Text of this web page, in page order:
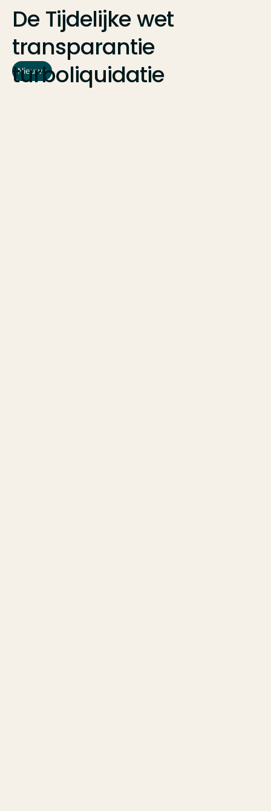
De Tijdelijkewet
transparantie
turboliquidatie
Nieuws